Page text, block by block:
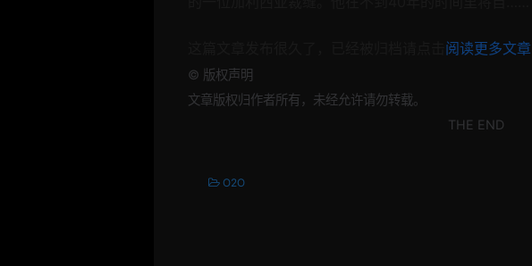
阅读更多文章
© 版权声明
文章版权归作者所有，未经允许请勿转载。
THE END
O2O